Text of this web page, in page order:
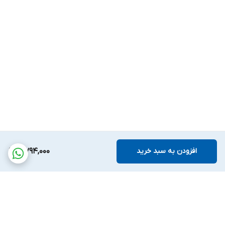
4,794,000 افزودن به سبد خرید